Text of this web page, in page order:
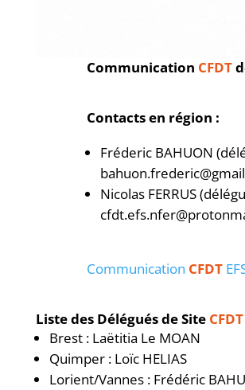
Communication CFDT
Contacts en région :
Fréderic BAHUON
Nicolas FERRUS
Communication CFDT
Liste des Délégués de Site CFDT
Brest : Laëtitia Le MOAN
Quimper : Loïc HELIAS
Lorient/Vannes : Frédéric